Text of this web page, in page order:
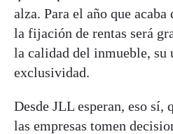
alza. Para el año que acaba
la fijación de rentas será
la calidad del inmueble, su
exclusividad.
Desde JLL esperan, eso sí,
las empresas tomen